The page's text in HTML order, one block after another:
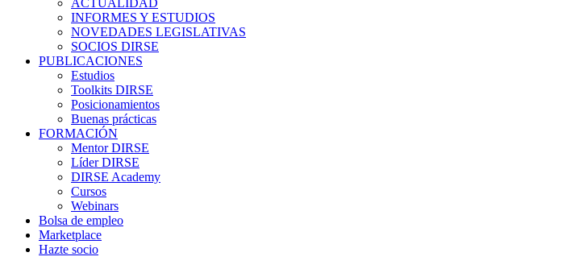
ACTUALIDAD
INFORMES Y ESTUDIOS
NOVEDADES LEGISLATIVAS
SOCIOS DIRSE
PUBLICACIONES
Estudios
Toolkits DIRSE
Posicionamientos
Buenas prácticas
FORMACIÓN
Mentor DIRSE
Líder DIRSE
DIRSE Academy
Cursos
Webinars
Bolsa de empleo
Marketplace
Hazte socio